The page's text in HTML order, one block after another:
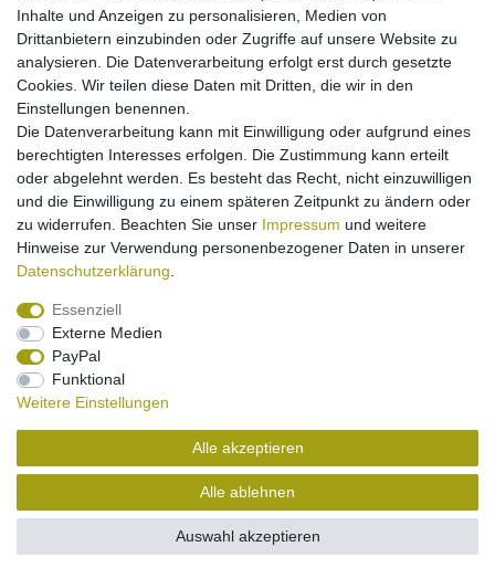
Filter
Impressum Daten­schutz­erklärung Widerrufs­recht
Vertrag widerrufen Kontakt
Inhalte und Anzeigen zu personalisieren, Medien von
Drittanbietern einzubinden oder Zugriffe auf unsere Website zu
analysieren. Die Datenverarbeitung erfolgt erst durch gesetzte
Cookies. Wir teilen diese Daten mit Dritten, die wir in den
Einstellungen benennen.
Die Datenverarbeitung kann mit Einwilligung oder aufgrund eines
berechtigten Interesses erfolgen. Die Zustimmung kann erteilt
oder abgelehnt werden. Es besteht das Recht, nicht einzuwilligen
und die Einwilligung zu einem späteren Zeitpunkt zu ändern oder
zu widerrufen. Beachten Sie unser Impressum und weitere
Hinweise zur Verwendung personenbezogener Daten in unserer
Daten­schutz­erklärung
Essenziell
Externe Medien
PayPal
Funktional
Weitere Einstellungen
Alle akzeptieren
Alle ablehnen
Auswahl akzeptieren